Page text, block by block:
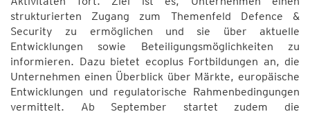
strukturierten Zugang zum Themenfeld Defence &
Security zu ermöglichen und sie über aktuelle
Entwicklungen sowie Beteiligungsmöglichkeiten zu
informieren. Dazu bietet ecoplus Fortbildungen an, die
Unternehmen einen Überblick über Märkte, europäische
Entwicklungen und regulatorische Rahmenbedingungen
vermittelt. Ab September startet zudem die